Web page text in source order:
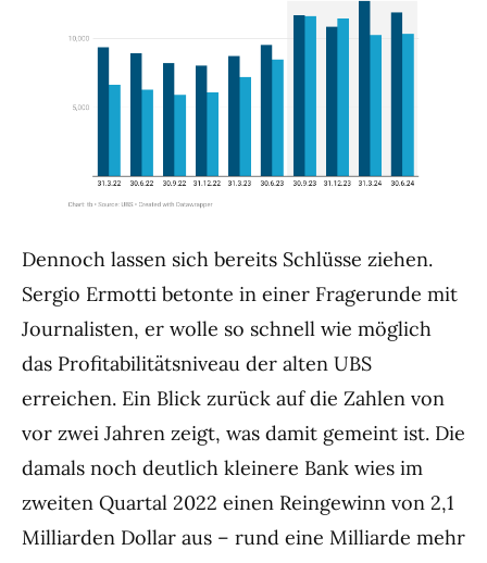
Dennoch lassen sich bereits Schlüsse ziehen.
Sergio Ermotti betonte in einer Fragerunde mit
Journalisten, er wolle so schnell wie möglich
das Profitabilitätsniveau der alten UBS
erreichen. Ein Blick zurück auf die Zahlen von
vor zwei Jahren zeigt, was damit gemeint ist. Die
damals noch deutlich kleinere Bank wies im
zweiten Quartal 2022 einen Reingewinn von 2,1
Milliarden Dollar aus – rund eine Milliarde mehr